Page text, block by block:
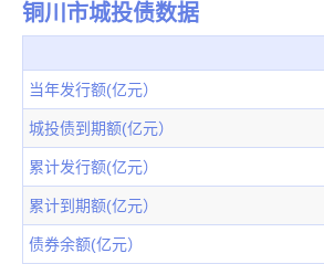
铜川市城投债数据
当年发行额(亿元）
城投债到期额(亿元）
累计发行额(亿元）
累计到期额(亿元）
债券余额(亿元）